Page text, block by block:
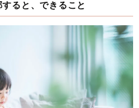
ると、できること